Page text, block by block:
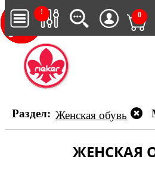
! 0
Раздел: Женская обувь
ЖЕНСКАЯ